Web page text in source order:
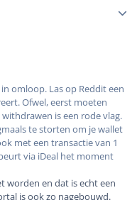
omloop. Las op Reddit een
Ofwel, eerst moeten
is een rode vlag.
te storten om je wallet
met een transactie van 1
via iDeal het moment
worden en dat is echt een
is ook zo nagebouwd.